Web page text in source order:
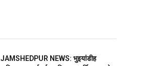
JAMSHEDPUR NEWS: भुइयांडीह